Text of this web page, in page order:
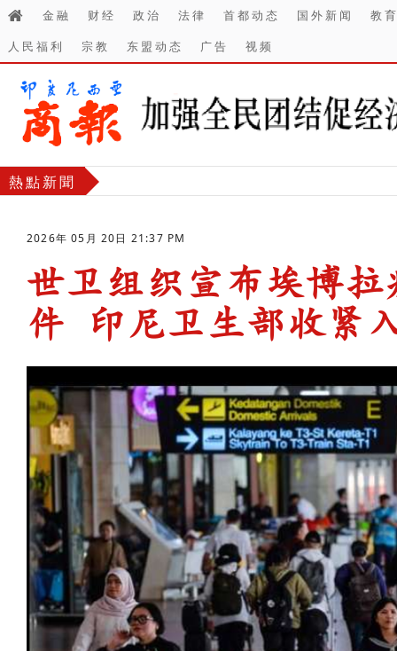
金融 财经 政治 法律 首都动态 国外新闻
教
人民福利
宗教 东盟动态 广告 视频
熱點新聞
2026年 05月 20日 21:37 PM
世卫组织宣布埃博
件 印尼卫生部收紧